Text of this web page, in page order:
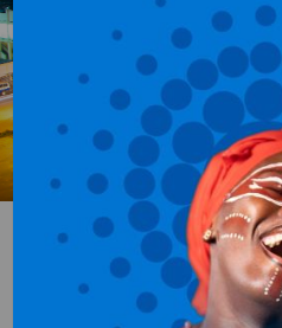
Energie
distribution)
au